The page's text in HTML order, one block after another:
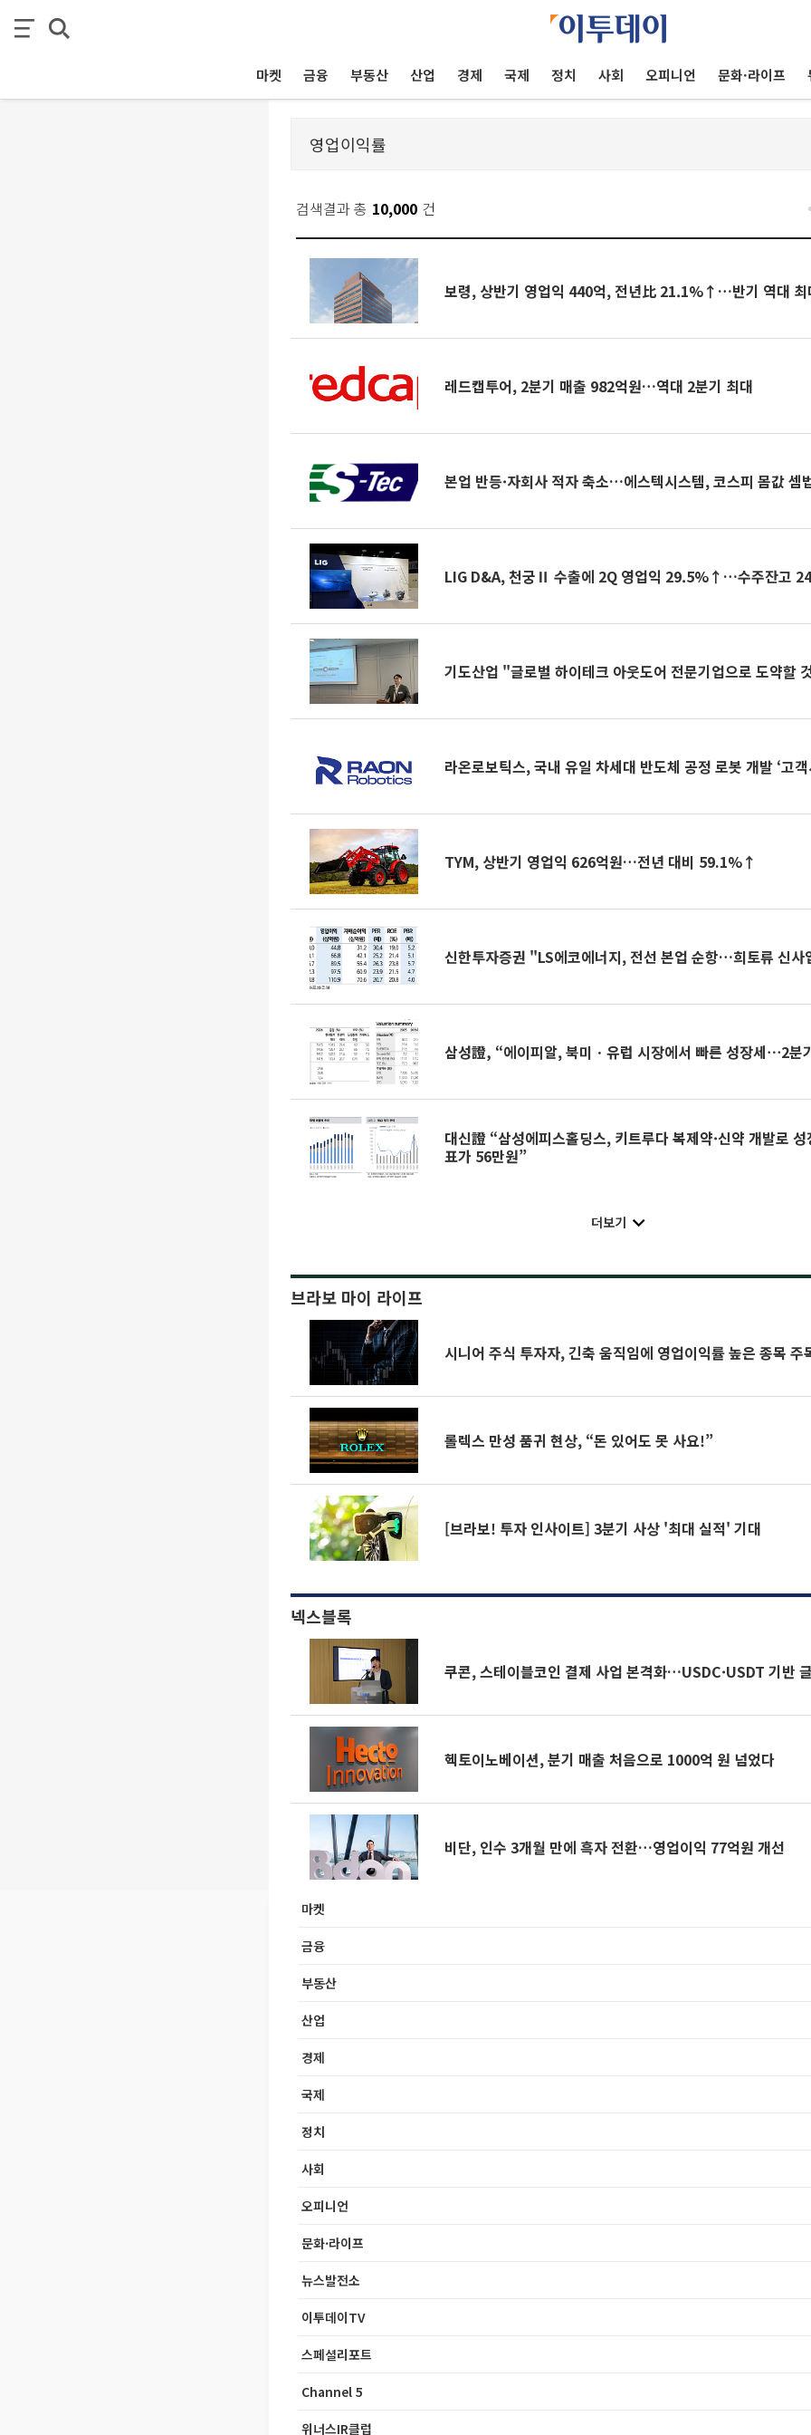
마켓 금융 부동산 산업 경제 국제 정치 사회 오피니언 문화·라이프
검색결과 총 10,000 건
보령, 상반기 영업익 440억, 전년比 21.1%↑…반기 역대 최
레드캡투어, 2분기 매출 982억원…역대 2분기 최대
본업 반등·자회사 적자 축소…에스텍시스템, 코스피 몸값 셈
LIG D&A, 천궁Ⅱ 수출에 2Q 영업익 29.5%↑…수주잔고
기도산업 "글로벌 하이테크 아웃도어 전문기업으로 도약할
라온로보틱스, 국내 유일 차세대 반도체 공정 로봇 개발 ‘고
TYM, 상반기 영업익 626억원…전년 대비 59.1%↑
신한투자증권 "LS에코에너지, 전선 본업 순항…희토류 신사
삼성證, “에이피알, 북미ㆍ유럽 시장에서 빠른 성장세⋯2분
대신證 “삼성에피스홀딩스, 키트루다 복제약·신약 개발로
표가 56만원”
더보기
브라보 마이 라이프
시니어 주식 투자자, 긴축 움직임에 영업이익률 높은 종목 주
롤렉스 만성 품귀 현상, “돈 있어도 못 사요!”
[브라보! 투자 인사이트] 3분기 사상 '최대 실적' 기대
넥스블록
쿠콘, 스테이블코인 결제 사업 본격화…USDC·USDT 기반
헥토이노베이션, 분기 매출 처음으로 1000억 원 넘었다
비단, 인수 3개월 만에 흑자 전환…영업이익 77억원 개선
마켓
금융
부동산
산업
경제
국제
정치
사회
오피니언
문화·라이프
뉴스발전소
이투데이TV
스페셜리포트
Channel 5
위너스IR클럽